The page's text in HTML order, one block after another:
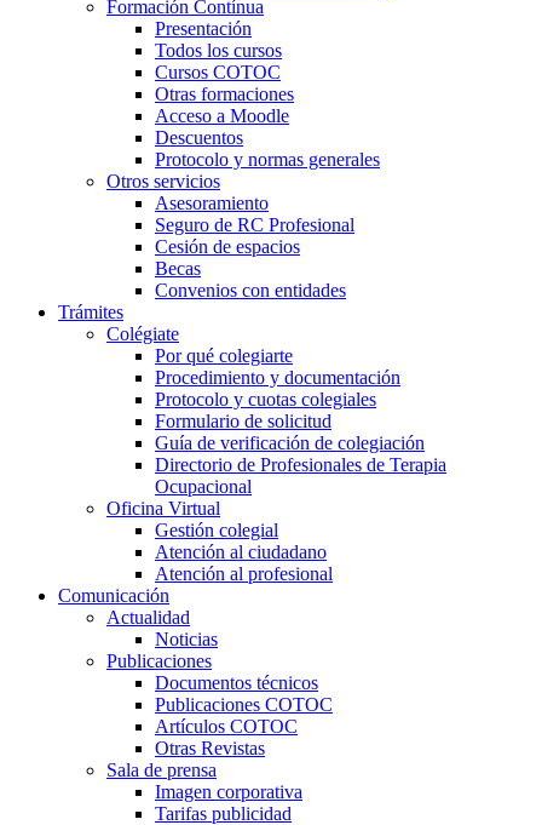
Formación Contínua
Presentación
Todos los cursos
Cursos COTOC
Otras formaciones
Acceso a Moodle
Descuentos
Protocolo y normas generales
Otros servicios
Asesoramiento
Seguro de RC Profesional
Cesión de espacios
Becas
Convenios con entidades
Trámites
Colégiate
Por qué colegiarte
Procedimiento y documentación
Protocolo y cuotas colegiales
Formulario de solicitud
Guía de verificación de colegiación
Directorio de Profesionales de Terapia
Ocupacional
Oficina Virtual
Gestión colegial
Atención al ciudadano
Atención al profesional
Comunicación
Actualidad
Noticias
Publicaciones
Documentos técnicos
Publicaciones COTOC
Artículos COTOC
Otras Revistas
Sala de prensa
Imagen corporativa
Tarifas publicidad